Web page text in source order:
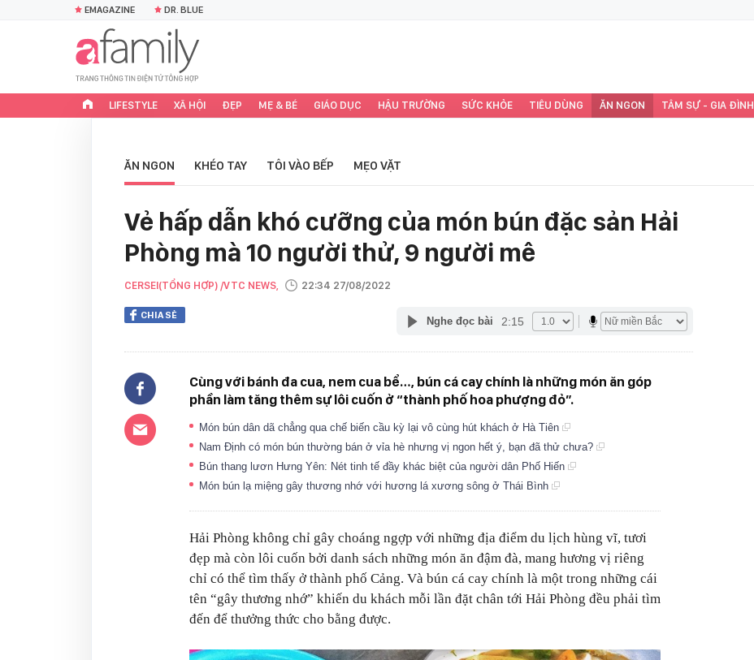
EMAGAZINE DR. BLUE
LIFESTYLE XÃ HỘI ĐẸP MẸ & BÉ GIÁO DỤC HẬU TRƯỜNG SỨC KHỎE TIÊU DÙNG ĂN NGON TÂM SỰ - GIA ĐÌNH
ĂN NGON KHÉO TAY TÔI VÀO BẾP MẸO VẶT
Vẻ hấp dẫn khó cưỡng của món bún đặc sản Hải
Phòng mà 10 người thử, 9 người mê
CERSEI(TỔNG HỢP) /VTC NEWS, 22:34 27/08/2022
CHIA SẺ Nghe đọc bài 2:15
Cùng với bánh đa cua, nem cua bể…, bún cá cay chính là những món ăn góp
phần làm tăng thêm sự lôi cuốn ở “thành phố hoa phượng đỏ”.
Món bún dân dã chẳng qua chế biến cầu kỳ lại vô cùng hút khách ở Hà Tiên
Nam Định có món bún thường bán ở vỉa hè nhưng vị ngon hết ý, bạn đã thử chưa?
Bún thang lươn Hưng Yên: Nét tinh tế đầy khác biệt của người dân Phố Hiến
Món bún lạ miệng gây thương nhớ với hương lá xương sông ở Thái Bình
Hải Phòng không chỉ gây choáng ngợp với những địa điểm du lịch hùng vĩ, tươi
đẹp mà còn lôi cuốn bởi danh sách những món ăn đậm đà, mang hương vị riêng
chỉ có thể tìm thấy ở thành phố Cảng. Và bún cá cay chính là một trong những cái
tên “gây thương nhớ” khiến du khách mỗi lần đặt chân tới Hải Phòng đều phải tìm
đến để thưởng thức cho bằng được.